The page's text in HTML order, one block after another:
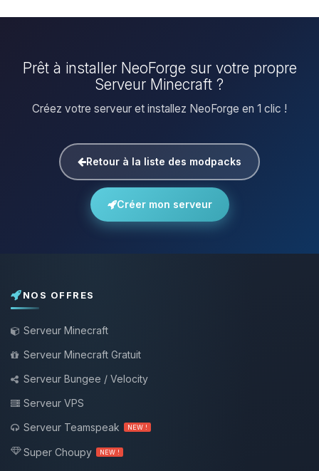
Prêt à installer NeoForge sur votre propre
Serveur Minecraft ?
Créez votre serveur et installez NeoForge en 1 clic !
Retour à la liste des modpacks
Créer mon serveur
NOS OFFRES
Serveur Minecraft
Serveur Minecraft Gratuit
Serveur Bungee / Velocity
Serveur VPS
Serveur Teamspeak
NEW !
Super Choupy NEW !